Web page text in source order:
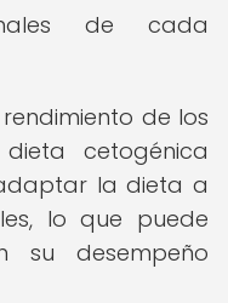
de cada
de los
cetogénica
la dieta a
lo que puede
su desempeño